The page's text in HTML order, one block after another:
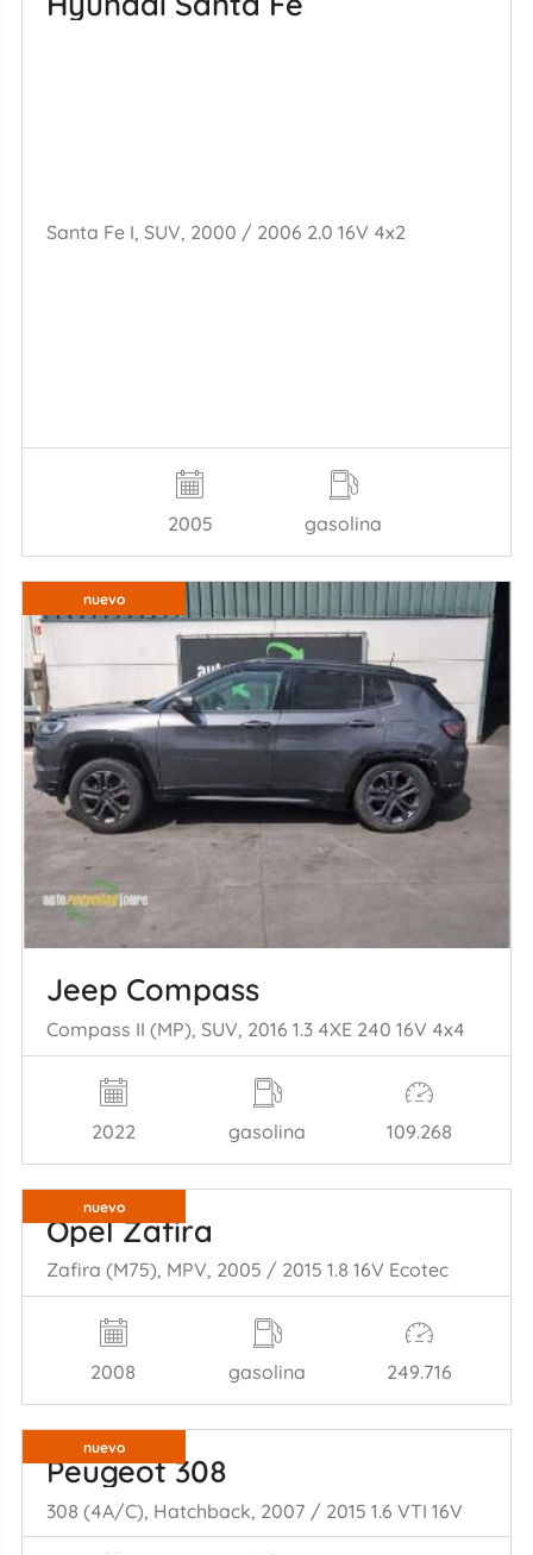
Santa Fe I, SUV, 2000 / 2006 2.0 16V 4x2
2005 gasolina
nuevo
Jeep Compass
Compass II (MP), SUV, 2016 1.3 4XE 240 16V 4x4
2022 gasolina 109.268
nuevo
Opel Zafira
Zafira (M75), MPV, 2005 / 2015 1.8 16V Ecotec
2008 gasolina 249.716
nuevo
Peugeot 308
308 (4A/C), Hatchback, 2007 / 2015 1.6 VTI 16V